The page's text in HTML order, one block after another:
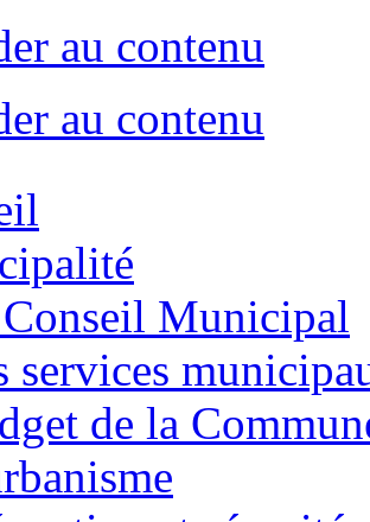
au contenu
au contenu
Municipal
services
de la